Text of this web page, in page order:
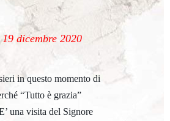
dicembre 2020
in questo momento di
“Tutto è grazia”
una visita del Signore